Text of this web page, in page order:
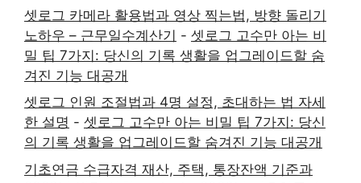
셋로그 카메라 활용법과 영상 찍는법, 방향 돌리기
노하우 – 근무일수계산기 - 셋로그 고수만 아는 비
밀 팁 7가지: 당신의 기록 생활을 업그레이드할 숨
겨진 기능 대공개
셋로그 인원 조절법과 4명 설정, 초대하는 법 자세
한 설명 - 셋로그 고수만 아는 비밀 팁 7가지: 당신
의 기록 생활을 업그레이드할 숨겨진 기능 대공개
기초연금 수급자격 재산, 주택, 통장잔액 기준과